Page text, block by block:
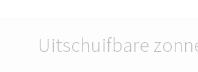
Uitschuifbare